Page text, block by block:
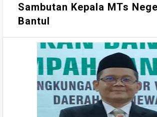
Sambutan Kepala MTs
Bantul